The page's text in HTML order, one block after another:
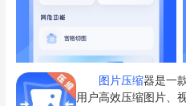
图片压缩器是一
用户高效压缩图片、